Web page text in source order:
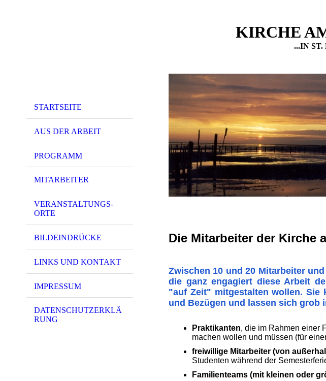
STARTSEITE
AUS DER ARBEIT
PROGRAMM
MITARBEITER
VERANSTALTUNGS-
ORTE
BILDEINDRÜCKE
LINKS UND KONTAKT
IMPRESSUM
DATENSCHUTZERKLÄ
RUNG
KIRCHE
...IN ST.
Die Mitarbeiter der Kirche
Zwischen 10 und 20 Mitarbeiter
die ganz engagiert diese Arbeit
"auf Zeit" mitgestalten wollen. Sie
und Bezügen und lassen sich grob
Praktikanten, die im Rahmen einer
machen wollen und müssen (für
freiwillige Mitarbeiter (von
Studenten während der
Familienteams (mit kleinen oder